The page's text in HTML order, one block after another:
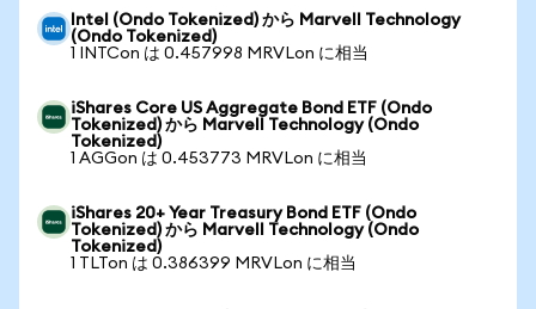
Intel (Ondo Tokenized) から Marvell Technology
(Ondo Tokenized)
1 INTCon は 0.457998 MRVLon に相当
iShares Core US Aggregate Bond ETF (Ondo
Tokenized) から Marvell Technology (Ondo
Tokenized)
1 AGGon は 0.453773 MRVLon に相当
iShares 20+ Year Treasury Bond ETF (Ondo
Tokenized) から Marvell Technology (Ondo
Tokenized)
1 TLTon は 0.386399 MRVLon に相当